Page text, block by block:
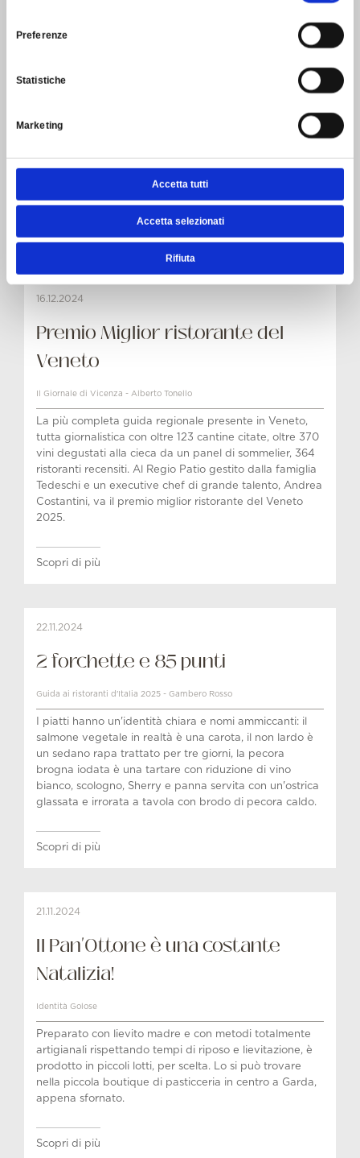
Preferenze
Statistiche
Marketing
Accetta tutti
Accetta selezionati
Rifiuta
Linkiesta gastronomika - Anna Prandoni
quella pensata e concretizzata da Andrea Costantini al
ristorante dell’hotel Regina Adelaide a Garda. Un menu
sorprendente per gusto e concretezza, in una
sapienza. Carta dei vini rock, a completare l’opera.
Scopri di più
16.12.2024
Premio Miglior ristorante del
Veneto
Il Giornale di Vicenza - Alberto Tonello
La più completa guida regionale presente in Veneto,
tutta giornalistica con oltre 123 cantine citate, oltre 370
vini degustati alla cieca da un panel di sommelier, 364
ristoranti recensiti. Al Regio Patio gestito dalla famiglia
Tedeschi e un executive chef di grande talento, Andrea
Costantini, va il premio miglior ristorante del Veneto
2025.
Scopri di più
22.11.2024
2 forchette e 85 punti
Guida ai ristoranti d'Italia 2025 - Gambero Rosso
I piatti hanno un'identità chiara e nomi ammiccanti: il
salmone vegetale in realtà è una carota, il non lardo è
un sedano rapa trattato per tre giorni, la pecora
brogna iodata è una tartare con riduzione di vino
bianco, scologno, Sherry e panna servita con un'ostrica
glassata e irrorata a tavola con brodo di pecora caldo.
Scopri di più
21.11.2024
Il Pan'Ottone è una costante
Natalizia!
Identità Golose
Preparato con lievito madre e con metodi totalmente
artigianali rispettando tempi di riposo e lievitazione, è
prodotto in piccoli lotti, per scelta. Lo si può trovare
nella piccola boutique di pasticceria in centro a Garda,
appena sfornato.
Scopri di più